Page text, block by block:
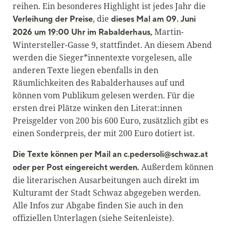
reihen. Ein besonderes Highlight ist jedes Jahr die
Verleihung der Preise, die dieses Mal am 09. Juni
2026 um 19:00 Uhr im Rabalderhaus,Martin-
Wintersteller-Gasse 9, stattfindet. An diesem Abend
werden die Sieger*innentexte vorgelesen, alle
anderen Texte liegen ebenfalls in den
Räumlichkeiten des Rabalderhauses auf und
können vom Publikum gelesen werden. Für die
ersten drei Plätze winken den Literat:innen
Preisgelder von 200 bis 600 Euro, zusätzlich gibt es
einen Sonderpreis, der mit 200 Euro dotiert ist.
Die Texte können per Mail an c.pedersoli@schwaz.at
oder per Post eingereicht werden.Außerdem können
die literarischen Ausarbeitungen auch direkt im
Kulturamt der Stadt Schwaz abgegeben werden.
Alle Infos zur Abgabe finden Sie auch in den
offiziellen Unterlagen (siehe Seitenleiste).